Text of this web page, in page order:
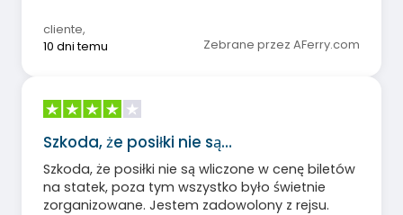
cliente,
10 dni temu
Zebrane przez AFerry.com
Szkoda, że posiłki nie są…
Szkoda, że posiłki nie są wliczone w cenę biletów
na statek, poza tym wszystko było świetnie
zorganizowane. Jestem zadowolony z rejsu.